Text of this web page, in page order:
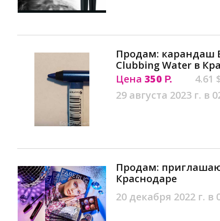
Продам: карандаш
Clubbing Water в
Цена 350 Р.
4.61
29 августа 2023 г. в
Продам:
Краснодаре
20 декабря 2022 г. в